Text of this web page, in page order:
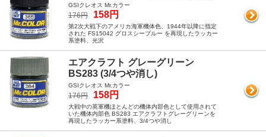
GSIクレオス Mr.カラー
176円 158円
第2次大戦下のアメリカ海軍機体色、1944年以降に指定
された FS15042 グロスシーブルー を再現したラッカー
系塗料、光沢
エアクラフト グレーグリーン
BS283 (3/4つや消し)
GSIクレオス Mr.カラー
176円 158円
大戦中の英軍機ほとんどの機体内部色として使用されて
いた機体内部色 BS283 エアクラフトグレーグリーンを
再現したラッカー系塗料、3/4つや消し